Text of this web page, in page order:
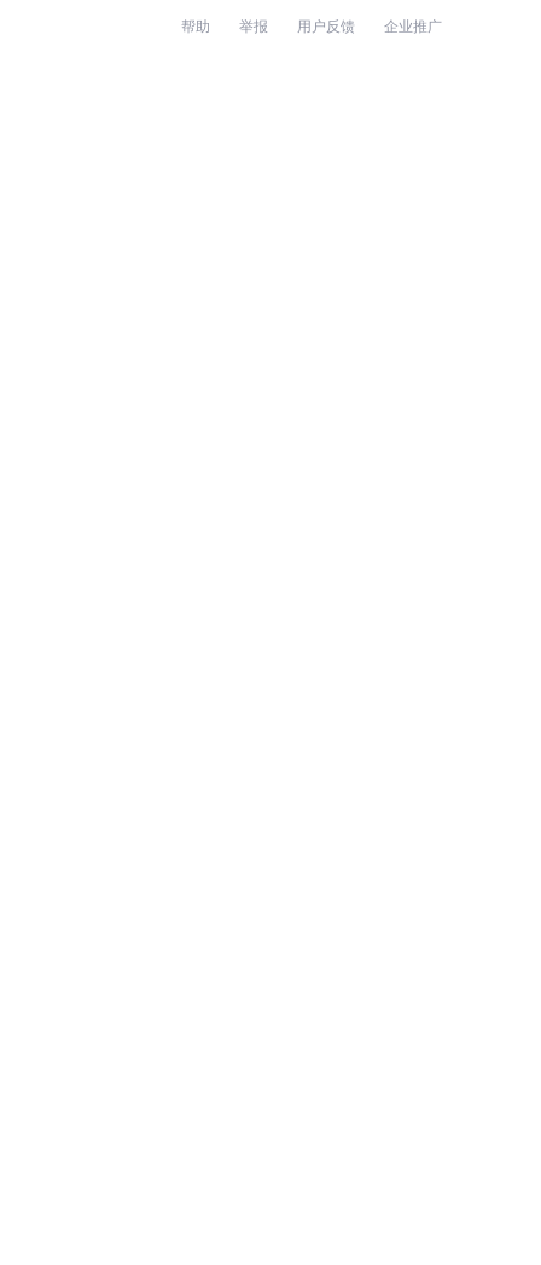
帮助 举报 用户反馈 企业推广